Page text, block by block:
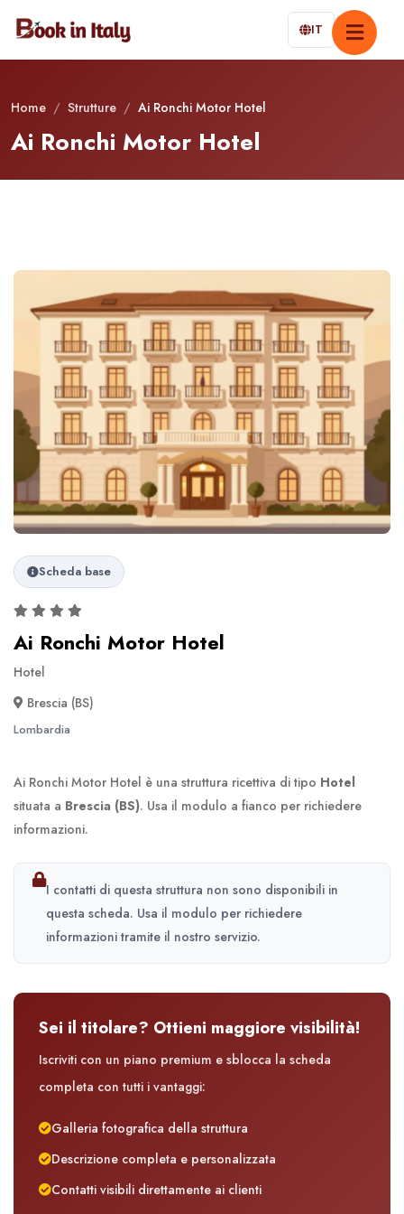
IT
Home / Strutture / Ai Ronchi Motor Hotel
Ai Ronchi Motor Hotel
Scheda base
Ai Ronchi Motor Hotel
Hotel
Brescia (BS)
Lombardia
Ai Ronchi Motor Hotel è una struttura ricettiva di tipo Hotel
situata a Brescia (BS). Usa il modulo a fianco per richiedere
informazioni.
I contatti di questa struttura non sono disponibili in
questa scheda. Usa il modulo per richiedere
informazioni tramite il nostro servizio.
Sei il titolare? Ottieni maggiore visibilità!
Iscriviti con un piano premium e sblocca la scheda
completa con tutti i vantaggi:
Galleria fotografica della struttura
Descrizione completa e personalizzata
Contatti visibili direttamente ai clienti